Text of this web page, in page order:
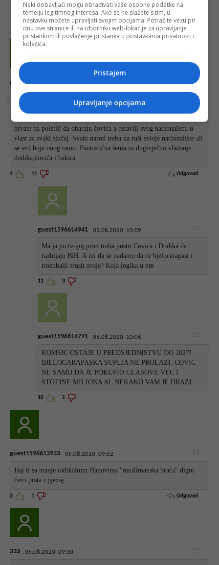
Nema veceg smrada od vas magaraca iz Sirokog
8 2
guest1596614347 05.08.2020. 09:59
Komšić je "pokupio" glasove , hajde da kažem , blaže opcije SDA.
To je nekada uradio i Silajđić kada se poćela SDA cjepati na ultra
hrvate pa poletili da obaraju čovića a ostavili svog nacionalistu u
vlast za svaki slučaj. Svaki narod treba da ruši svioje nacionaliste ali
se svu boje onog tamo. Fantastična šema za dugivječno vladanje
dodika,čovića i bakira
4 11 Odgovori
guest1596614941 05.08.2020. 10:09
Ma ja po tvojoj prici treba pustit Covica i Dodika da
razbijaju BiH. A mi da se nadamo da ce bjelocarapasi i
trozubalji srusit svoje? Koja logika u pm
11 3
guest1596614791 05.08.2020. 10:06
KOMSIC OSTAJE U PREDSJEDNISTVU DO 2027!
BJELOCARAPASKA SUPLJA NE PROLAZI. COVIC
NE SAMO DA JE POKUPIO GLASOVE VEC I
STOTINE MILIONA AL NEKAKO VAM JE DRAZI
10 1
guest1596613933 05.08.2020. 09:52
Haj ti sa manje radikalnim članovima "muslimanska braća" digni
četri prsta i pjevaj.
2 1 Odgovori
333 05.08.2020. 09:30
Neki dobavljači mogu obrađivati vaše osobne podatke na
temelju legitimnog interesa. Ako se ne slažete s tim, u
nastavku možete upravljati svojim opcijama. Potražite vezu pri
dnu ove stranice ili na izborniku web-lokacije za upravljanje
pristankom ili povlačenje pristanka u postavkama privatnosti i
kolačića.
Pristajem
Upravljanje opcijama